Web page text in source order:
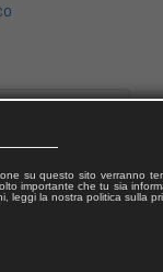
su questo sito verranno
importante che tu sia
leggi la nostra politica sulla